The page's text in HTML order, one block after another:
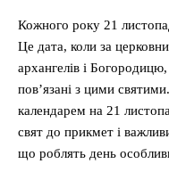
Кожного року 21
Це дата, коли за
архангелів і
пов’язані з цими
календарем на 21
свят до прикмет і
що роблять день